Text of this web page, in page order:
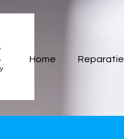
Home Reparatie